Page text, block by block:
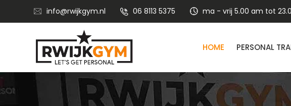
info@rwijkgym.nl 06 8113 5375 ma - vrij 5.00 am tot
HOME PERSONAL